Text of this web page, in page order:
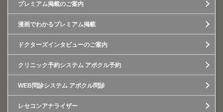
プレミアム掲載のご案内
漫画でわかるプレミアム掲載
ドクターズインタビューのご案内
クリニック予約システム アポクル予約
WEB問診システム アポクル問診
レセコンアナライザー